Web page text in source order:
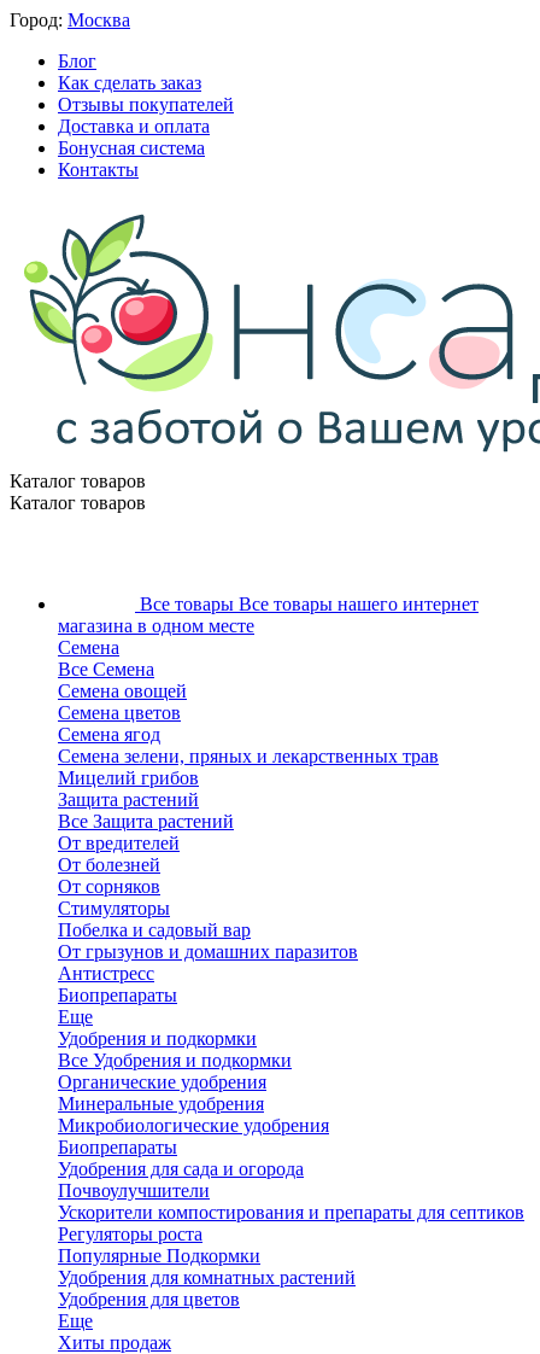
Город: Москва
Блог
Как сделать заказ
Отзывы покупателей
Доставка и оплата
Бонусная система
Контакты
Каталог товаров
Каталог товаров
Все товары Все товары нашего интернет
магазина в одном месте
Семена
Все Семена
Семена овощей
Семена цветов
Семена ягод
Семена зелени, пряных и лекарственных трав
Мицелий грибов
Защита растений
Все Защита растений
От вредителей
От болезней
От сорняков
Стимуляторы
Побелка и садовый вар
От грызунов и домашних паразитов
Антистресс
Биопрепараты
Еще
Удобрения и подкормки
Все Удобрения и подкормки
Органические удобрения
Минеральные удобрения
Микробиологические удобрения
Биопрепараты
Удобрения для сада и огорода
Почвоулучшители
Ускорители компостирования и препараты для септиков
Регуляторы роста
Популярные Подкормки
Удобрения для комнатных растений
Удобрения для цветов
Еще
Хиты продаж